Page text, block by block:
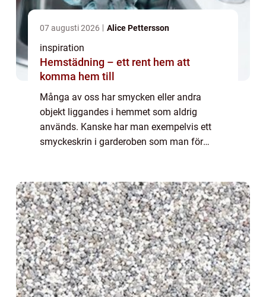
07 augusti 2026 Alice Pettersson
inspiration
Hemstädning – ett rent hem att
komma hem till
Många av oss har smycken eller andra
objekt liggandes i hemmet som aldrig
används. Kanske har man exempelvis ett
smyckeskrin i garderoben som man för
n&a...